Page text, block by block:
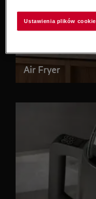
Air Fryer
Ustawienia plików cookie